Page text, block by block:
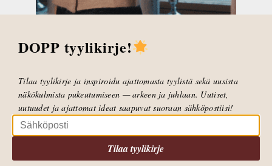
5. Tyyli: Naisellinen
DOPP tyylikirje!
Tilaa tyylikirje ja inspiroidu ajattomasta tyylistä sekä uusista
näkökulmista pukeutumiseen — arkeen ja juhlaan. Uutiset,
uutuudet ja ajattomat ideat saapuvat suoraan sähköpostiisi!
Tilaa tyylikirje